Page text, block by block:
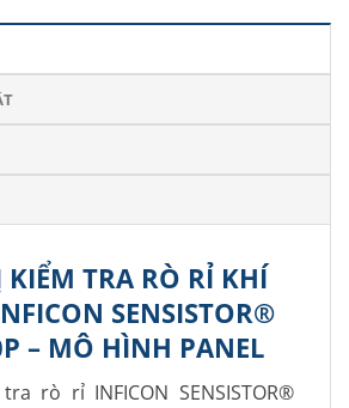
KIỂM TRA RÒ RỈ KHÍ
SENSISTOR®
– MÔ HÌNH PANEL
rò rỉ INFICON SENSISTOR®